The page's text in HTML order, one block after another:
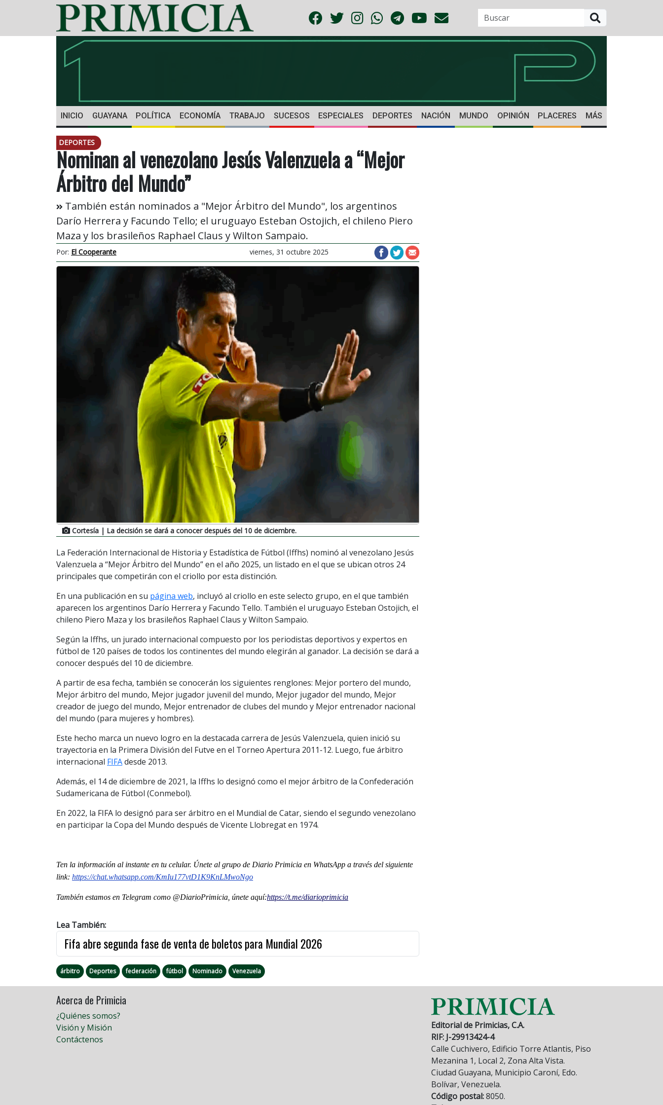
INICIO GUAYANA POLÍTICA ECONOMÍA TRABAJO SUCESOS ESPECIALES DEPORTES NACIÓN MUNDO OPINIÓN PLACERES MÁS
DEPORTES
Nominan al venezolano Jesús Valenzuela a “Mejor
Árbitro del Mundo”
También están nominados a "Mejor Árbitro del Mundo", los argentinos
Darío Herrera y Facundo Tello; el uruguayo Esteban Ostojich, el chileno Piero
Maza y los brasileños Raphael Claus y Wilton Sampaio.
Por: El Cooperante viernes, 31 octubre 2025
Cortesía | La decisión se dará a conocer después del 10 de diciembre.
La Federación Internacional de Historia y Estadística de Fútbol (Iffhs) nominó al venezolano Jesús
Valenzuela a “Mejor Árbitro del Mundo” en el año 2025, un listado en el que se ubican otros 24
principales que competirán con el criollo por esta distinción.
En una publicación en su página web, incluyó al criollo en este selecto grupo, en el que también
aparecen los argentinos Darío Herrera y Facundo Tello. También el uruguayo Esteban Ostojich, el
chileno Piero Maza y los brasileños Raphael Claus y Wilton Sampaio.
Según la Iffhs, un jurado internacional compuesto por los periodistas deportivos y expertos en
fútbol de 120 países de todos los continentes del mundo elegirán al ganador. La decisión se dará a
conocer después del 10 de diciembre.
A partir de esa fecha, también se conocerán los siguientes renglones: Mejor portero del mundo,
Mejor árbitro del mundo, Mejor jugador juvenil del mundo, Mejor jugador del mundo, Mejor
creador de juego del mundo, Mejor entrenador de clubes del mundo y Mejor entrenador nacional
del mundo (para mujeres y hombres).
Este hecho marca un nuevo logro en la destacada carrera de Jesús Valenzuela, quien inició su
trayectoria en la Primera División del Futve en el Torneo Apertura 2011-12. Luego, fue árbitro
internacional FIFAdesde 2013.
Además, el 14 de diciembre de 2021, la Iffhs lo designó como el mejor árbitro de la Confederación
Sudamericana de Fútbol (Conmebol).
En 2022, la FIFA lo designó para ser árbitro en el Mundial de Catar, siendo el segundo venezolano
en participar la Copa del Mundo después de Vicente Llobregat en 1974.
Ten la información al instante en tu celular. Únete al grupo de Diario Primicia en WhatsApp a través del siguiente
link: https://chat.whatsapp.com/KmIu177vtD1K9KnLMwoNgo
También estamos en Telegram como @DiarioPrimicia, únete aquí:https://t.me/diarioprimicia
Lea También:
Fifa abre segunda fase de venta de boletos para Mundial 2026
árbitro Deportes federación fútbol Nominado Venezuela
Acerca de Primicia
¿Quiénes somos?
Visión y Misión
Contáctenos
Editorial de Primicias, C.A.
RIF: J-29913424-4
Calle Cuchivero, Edificio Torre Atlantis, Piso
Mezanina 1, Local 2, Zona Alta Vista.
Ciudad Guayana, Municipio Caroní, Edo.
Bolívar, Venezuela.
Código postal:8050.